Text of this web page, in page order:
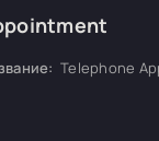
Telephone